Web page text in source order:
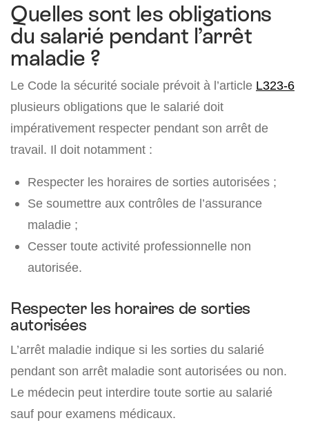
Quelles sont les obligations
du salarié pendant l’arrêt
maladie ?
Le Code la sécurité sociale prévoit à l’article L323-6
plusieurs obligations que le salarié doit
impérativement respecter pendant son arrêt de
travail. Il doit notamment :
Respecter les horaires de sorties autorisées ;
Se soumettre aux contrôles de l’assurance
maladie ;
Cesser toute activité professionnelle non
autorisée.
Respecter les horaires de sorties
autorisées
L’arrêt maladie indique si les sorties du salarié
pendant son arrêt maladie sont autorisées ou non.
Le médecin peut interdire toute sortie au salarié
sauf pour examens médicaux.